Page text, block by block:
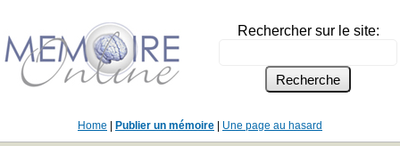
Rechercher sur le site:
Home Publier un mémoire Une page au hasard